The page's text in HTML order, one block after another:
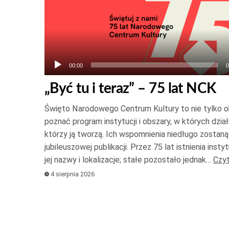
00:00
„Być tu i teraz” – 75 lat NCK
Święto Narodowego Centrum Kultury to nie tylko
poznać program instytucji i obszary, w których
którzy ją tworzą. Ich wspomnienia niedługo
jubileuszowej publikacji. Przez 75 lat istnienia
jej nazwy i lokalizacje; stałe pozostało jednak…
4 sierpnia 2026